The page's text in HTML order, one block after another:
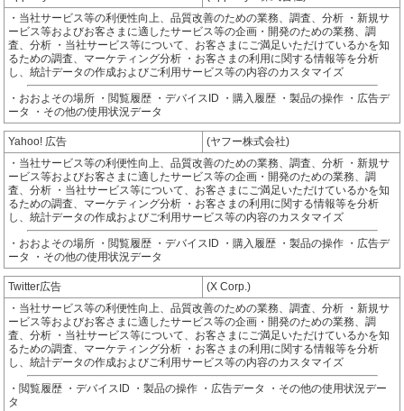
・当社サービス等の利便性向上、品質改善のための業務、調査、分析 ・新規サ
ービス等およびお客さまに適したサービス等の企画・開発のための業務、調
査、分析 ・当社サービス等について、お客さまにご満足いただけているかを知
るための調査、マーケティング分析 ・お客さまの利用に関する情報等を分析
し、統計データの作成およびご利用サービス等の内容のカスタマイズ
・おおよその場所 ・閲覧履歴 ・デバイスID ・購入履歴 ・製品の操作 ・広告デ
ータ ・その他の使用状況データ
Yahoo! 広告
(ヤフー株式会社)
・当社サービス等の利便性向上、品質改善のための業務、調査、分析 ・新規サ
ービス等およびお客さまに適したサービス等の企画・開発のための業務、調
査、分析 ・当社サービス等について、お客さまにご満足いただけているかを知
るための調査、マーケティング分析 ・お客さまの利用に関する情報等を分析
し、統計データの作成およびご利用サービス等の内容のカスタマイズ
・おおよその場所 ・閲覧履歴 ・デバイスID ・購入履歴 ・製品の操作 ・広告デ
ータ ・その他の使用状況データ
Twitter広告
(X Corp.)
・当社サービス等の利便性向上、品質改善のための業務、調査、分析 ・新規サ
ービス等およびお客さまに適したサービス等の企画・開発のための業務、調
査、分析 ・当社サービス等について、お客さまにご満足いただけているかを知
るための調査、マーケティング分析 ・お客さまの利用に関する情報等を分析
し、統計データの作成およびご利用サービス等の内容のカスタマイズ
・閲覧履歴 ・デバイスID ・製品の操作 ・広告データ ・その他の使用状況デー
タ